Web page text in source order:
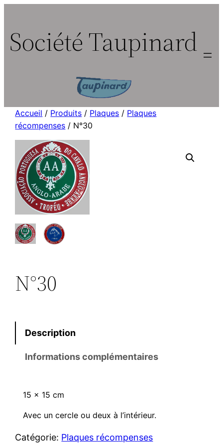
contenu
Société Taupinard
Accueil / Produits / Plaques / Plaques
récompenses / N°30
N°30
Description
Informations complémentaires
15 x 15 cm
Avec un cercle ou deux à l’intérieur.
Catégorie: Plaques récompenses